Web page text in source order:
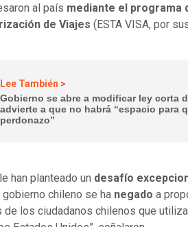
al país mediante el programa
de Viajes (ESTA VISA, por
Lee También >
Gobierno se abre a modificar ley corta
advierte a que no habrá “espacio para
perdonazo”
han planteado un desafío
chileno se ha negado a
los ciudadanos chilenos que